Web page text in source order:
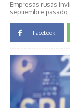
Empresas rusas
septiembre pasado,
Facebook